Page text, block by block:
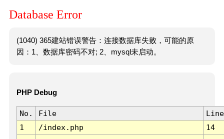
Database Error
(1040) 365建站错误警告：连接数据库失败，可能的原
因：1、数据库密码不对; 2、mysql未启动。
PHP Debug
No. File
Line
1
/index.php 14